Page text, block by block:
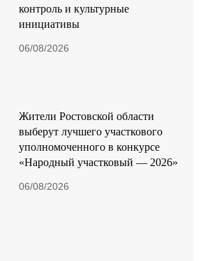
контроль и культурные
инициативы
06/08/2026
Жители Ростовской области
выберут лучшего участкового
уполномоченного в конкурсе
«Народный участковый — 2026»
06/08/2026